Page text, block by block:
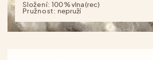
Složení:100 % vlna (rec)
Pružnost: nepruží